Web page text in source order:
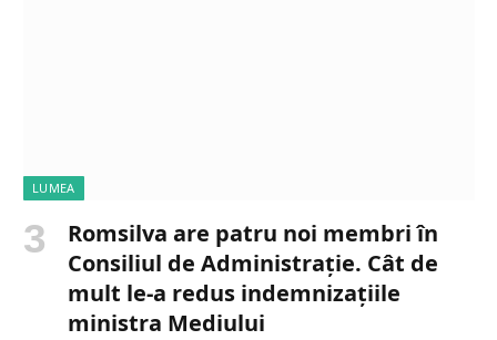
LUMEA
Romsilva are patru noi membri în
Consiliul de Administrație. Cât de
mult le-a redus indemnizațiile
ministra Mediului